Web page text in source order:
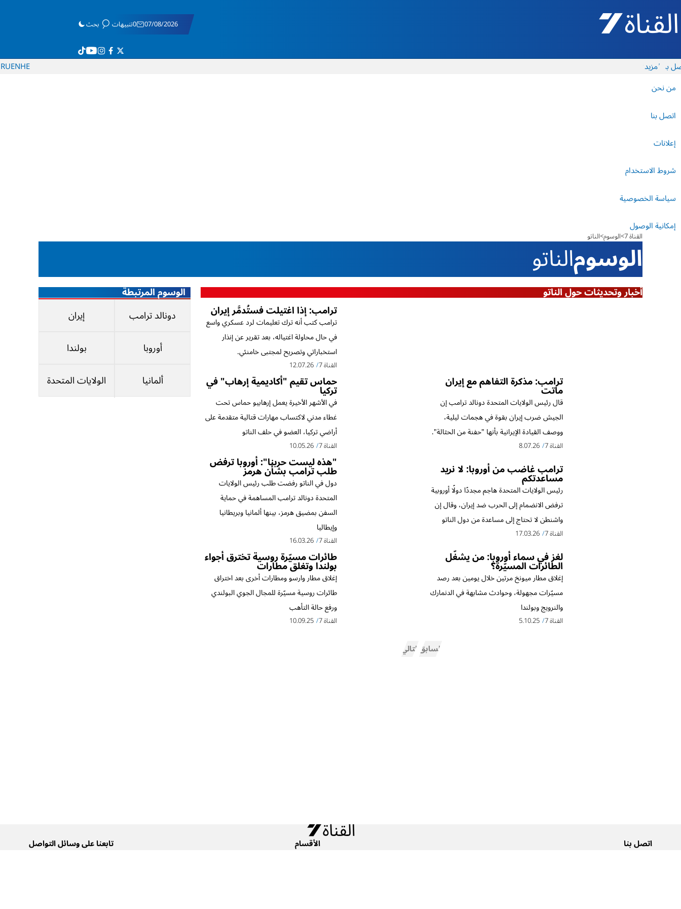
القناة 7 - أروتس شيفع 07/08/2026 0تنبيهات بحث
بنا
من نحن
اتصل بنا
إعلانات
شروط الاستخدام
سياسة الخصوصية
إمكانية الوصول
المزيد HE
EN
RU
القناة 7 الوسوم الناتو
الوسومالناتو
أخبار وتحديثات حول الناتو
ترامب: إذا اغتيلت فستُدمَّر إيران
ترامب كتب أنه ترك تعليمات لرد عسكري واسع
في حال محاولة اغتياله، بعد تقرير عن إنذار
استخباراتي وتصريح لمجتبى خامنئي.
القناة 7 12.07.26
ترامب: مذكرة التفاهم مع إيران
ماتت
قال رئيس الولايات المتحدة دونالد ترامب إن
الجيش ضرب إيران بقوة في هجمات ليلية،
ووصف القيادة الإيرانية بأنها "حفنة من الحثالة".
القناة 7 8.07.26
حماس تقيم "أكاديمية إرهاب" في
تركيا
في الأشهر الأخيرة يعمل إرهابيو حماس تحت
غطاء مدني لاكتساب مهارات قتالية متقدمة على
أراضي تركيا، العضو في حلف الناتو
القناة 7 10.05.26
ترامب غاضب من أوروبا: لا نريد
مساعدتكم
رئيس الولايات المتحدة هاجم مجددًا دولًا أوروبية
ترفض الانضمام إلى الحرب ضد إيران، وقال إن
واشنطن لا تحتاج إلى مساعدة من دول الناتو
القناة 7 17.03.26
"هذه ليست حربنا": أوروبا ترفض
طلب ترامب بشأن هرمز
دول في الناتو رفضت طلب رئيس الولايات
المتحدة دونالد ترامب المساهمة في حماية
السفن بمضيق هرمز، بينها ألمانيا وبريطانيا
وإيطاليا
القناة 7 16.03.26
لغز في سماء أوروبا: من يشغّل
الطائرات المسيّرة؟
إغلاق مطار ميونخ مرتين خلال يومين بعد رصد
مسيّرات مجهولة، وحوادث مشابهة في الدنمارك
والنرويج وبولندا
القناة 7 5.10.25
طائرات مسيّرة روسية تخترق أجواء
بولندا وتغلق مطارات
إغلاق مطار وارسو ومطارات أخرى بعد اختراق
طائرات روسية مسيّرة للمجال الجوي البولندي
ورفع حالة التأهب
القناة 7 10.09.25
السابقالتالي
الوسوم المرتبطة
دونالد ترامب
إيران
أوروبا
بولندا
ألمانيا
الولايات المتحدة
اتصل بنا
الأقسام
تابعنا على وسائل التواصل